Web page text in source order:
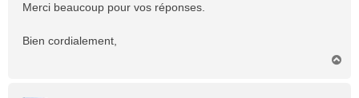
Merci beaucoup pour vos réponses.
Bien cordialement,